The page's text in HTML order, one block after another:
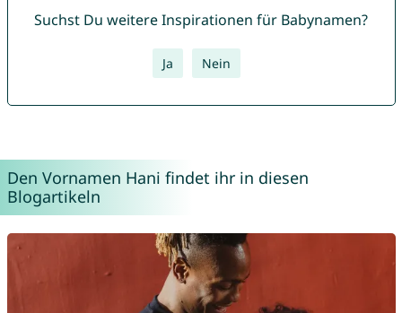
Suchst Du weitere Inspirationen für Babynamen?
Ja Nein
Den Vornamen Hani findet ihr in diesen
Blogartikeln